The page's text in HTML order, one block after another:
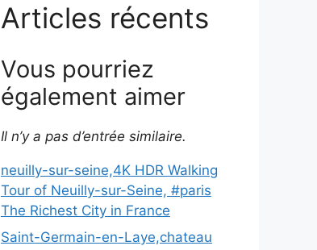
Articles récents
Vous pourriez
également aimer
Il n’y a pas d’entrée similaire.
neuilly-sur-seine,4K HDR Walking
Tour of Neuilly-sur-Seine, #paris
The Richest City in France
Saint-Germain-en-Laye,chateau